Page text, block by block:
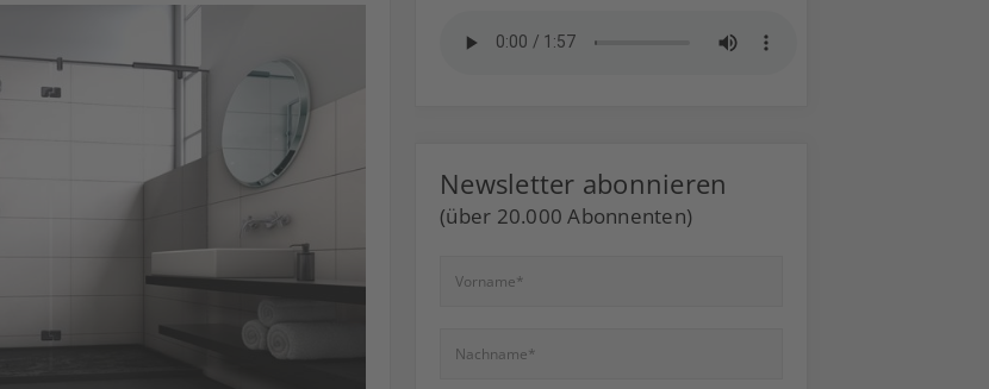
Newsletter abonnieren
(über 20.000 Abonnenten)